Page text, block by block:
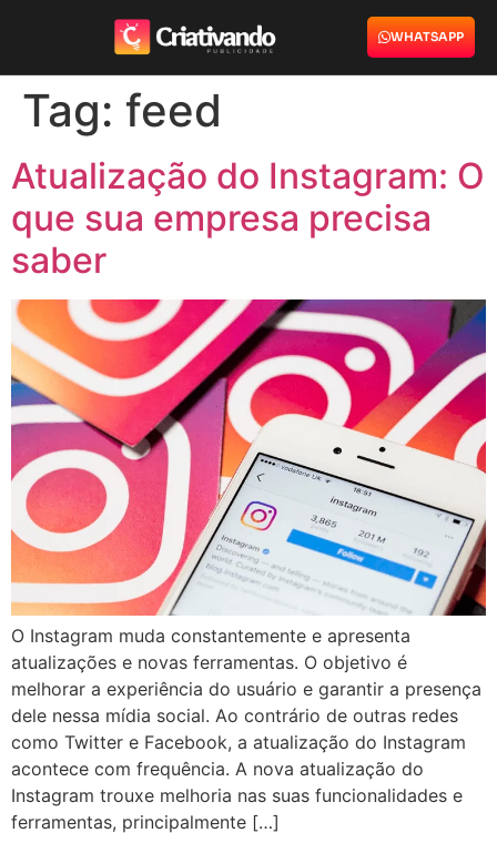
WHATSAPP
Tag: feed
Atualização do Instagram: O
que sua empresa precisa
saber
O Instagram muda constantemente e apresenta
atualizações e novas ferramentas. O objetivo é
melhorar a experiência do usuário e garantir a presença
dele nessa mídia social. Ao contrário de outras redes
como Twitter e Facebook, a atualização do Instagram
acontece com frequência. A nova atualização do
Instagram trouxe melhoria nas suas funcionalidades e
ferramentas, principalmente […]